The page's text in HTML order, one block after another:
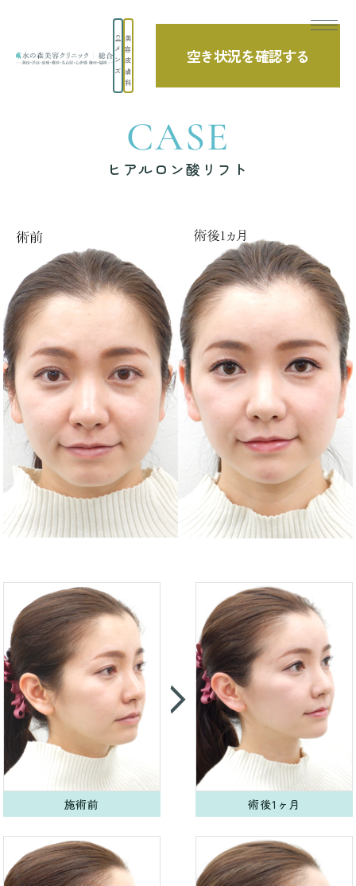
メ
ン
ズ
美
容
皮
膚
科
空き状況を確認する
TOP 症例写真 ヒアルロン酸リフト
CASE
ヒアルロン酸リフト
施術前 術後1ヶ月